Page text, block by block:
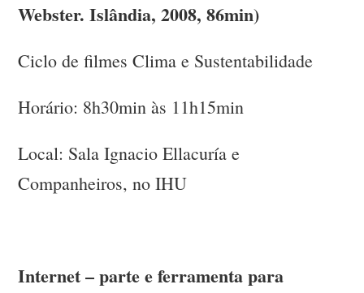
Webster. Islândia, 2008, 86min)
Ciclo de filmes Clima e Sustentabilidade
Horário: 8h30min às 11h15min
Local: Sala Ignacio Ellacuría e
Companheiros, no IHU
Internet – parte e ferramenta para